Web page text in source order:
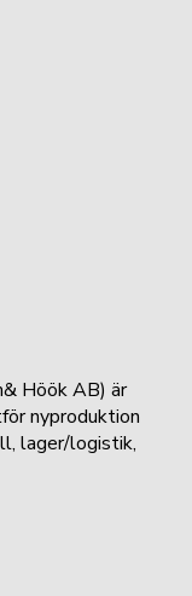
Höök AB) är
nyproduktion
lager/logistik,